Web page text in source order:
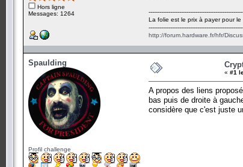
Hors ligne
Messages: 1264
La folie est le prix à payer pour le
http://forum.hardware.fr/hfr/
Spaulding
Profil challenge
« #1
A propos des liens
bas puis de droite à
considère que c'est juste